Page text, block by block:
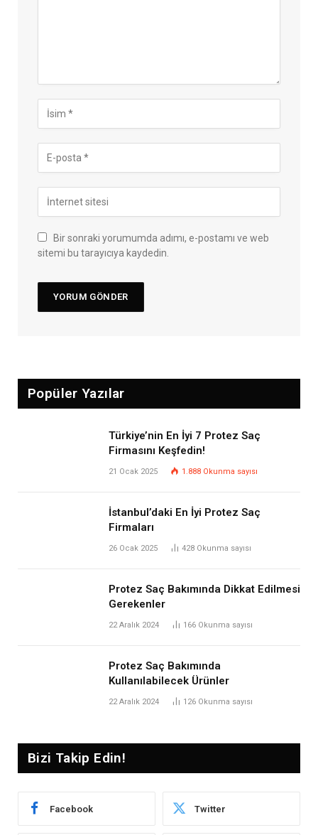
Bir sonraki yorumumda adımı, e-postamı ve web
sitemi bu tarayıcıya kaydedin.
Popüler Yazılar
Türkiye’nin En İyi 7 Protez Saç
Firmasını Keşfedin!
21 Ocak 2025 1.888 Okunma sayısı
İstanbul’daki En İyi Protez Saç
Firmaları
26 Ocak 2025 428 Okunma sayısı
Protez Saç Bakımında Dikkat Edilmesi
Gerekenler
22 Aralık 2024 166 Okunma sayısı
Protez Saç Bakımında
Kullanılabilecek Ürünler
22 Aralık 2024 126 Okunma sayısı
Bizi Takip Edin!
Facebook Twitter